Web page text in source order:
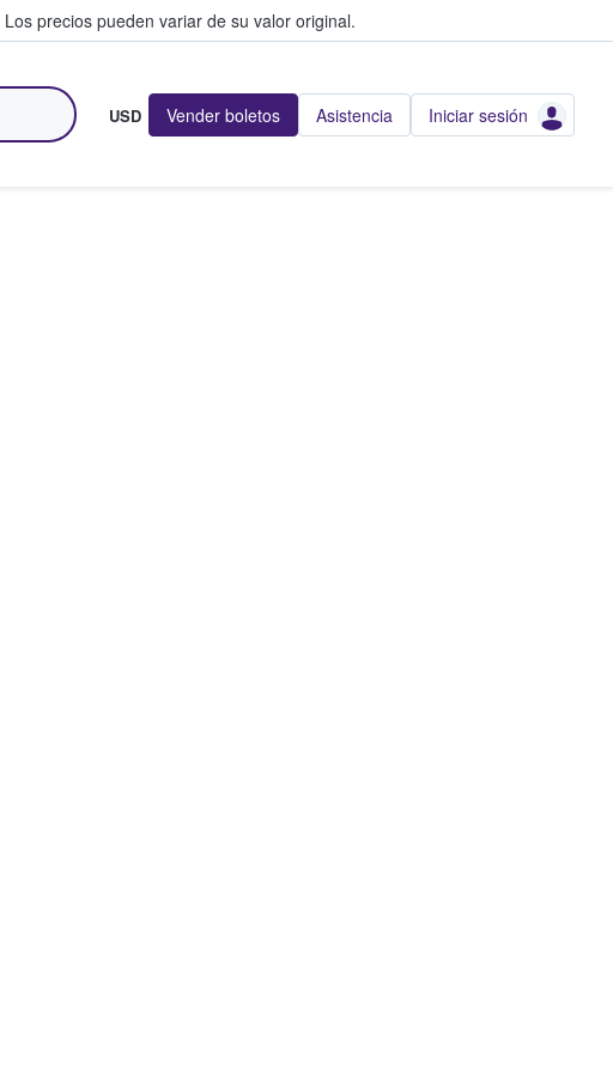
Los precios pueden variar de su valor original.
USD Vender boletos Asistencia Iniciar sesión